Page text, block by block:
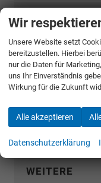
SKODA
SUZUKI
TOYOTA
VOLKSWAGEN
VOLVO
WEITERE
Wir
Unsere Website setzt
bereitzustellen. Hierbei
nur die Daten für
uns Ihr Einverständnis
Wirkung für die Zukunft
Alle akzeptieren
Datenschutzerklärung